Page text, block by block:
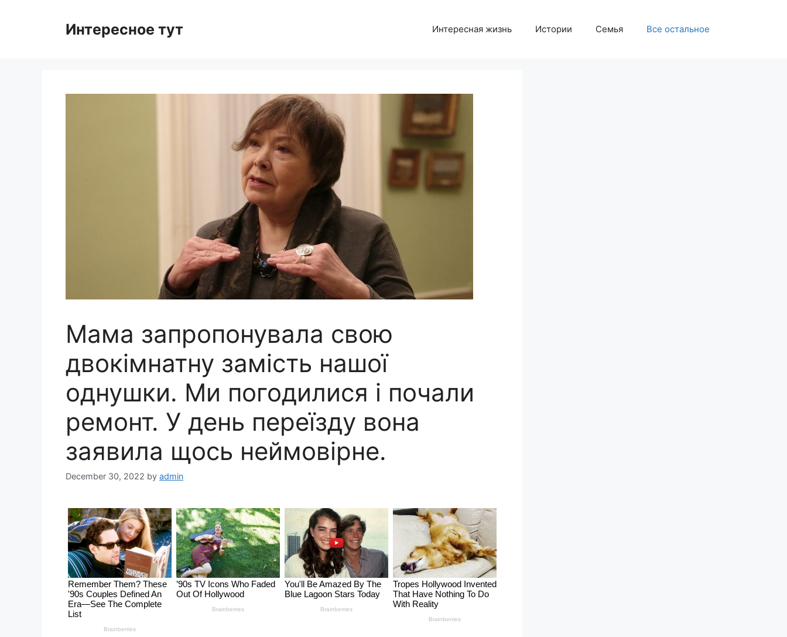
Интересное тут Интересная жизнь Истории Семья Все остальное
Мама запропонувала свою
двокімнатну замість нашої
однушки. Ми погодилися і почали
ремонт. У день переїзду вона
заявила щось неймовірне.
December 30, 2022 by admin